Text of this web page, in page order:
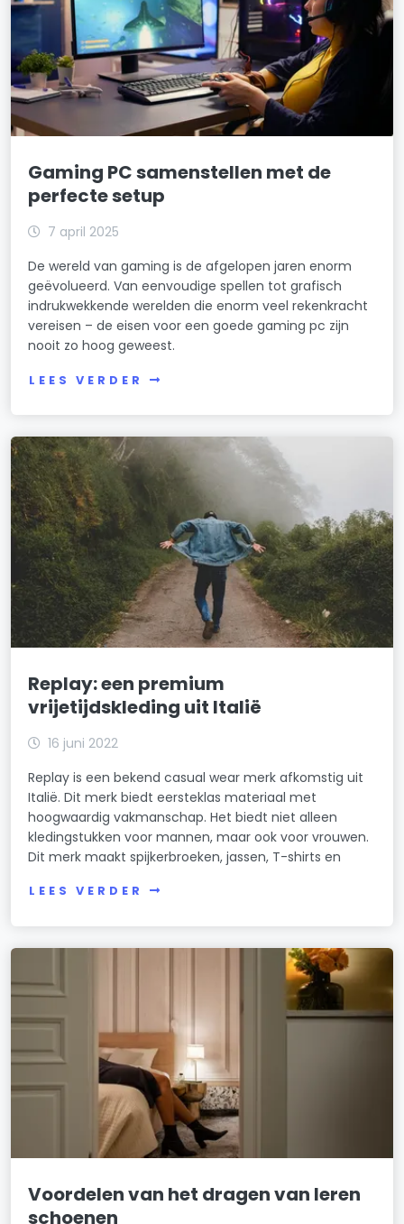
Gaming PC samenstellen met de
perfecte setup
7 april 2025
De wereld van gaming is de afgelopen jaren enorm
geëvolueerd. Van eenvoudige spellen tot grafisch
indrukwekkende werelden die enorm veel rekenkracht
vereisen – de eisen voor een goede gaming pc zijn
nooit zo hoog geweest.
LEES VERDER
Replay: een premium
vrijetijdskleding uit Italië
16 juni 2022
Replay is een bekend casual wear merk afkomstig uit
Italië. Dit merk biedt eersteklas materiaal met
hoogwaardig vakmanschap. Het biedt niet alleen
kledingstukken voor mannen, maar ook voor vrouwen.
Dit merk maakt spijkerbroeken, jassen, T-shirts en
LEES VERDER
Voordelen van het dragen van leren
schoenen